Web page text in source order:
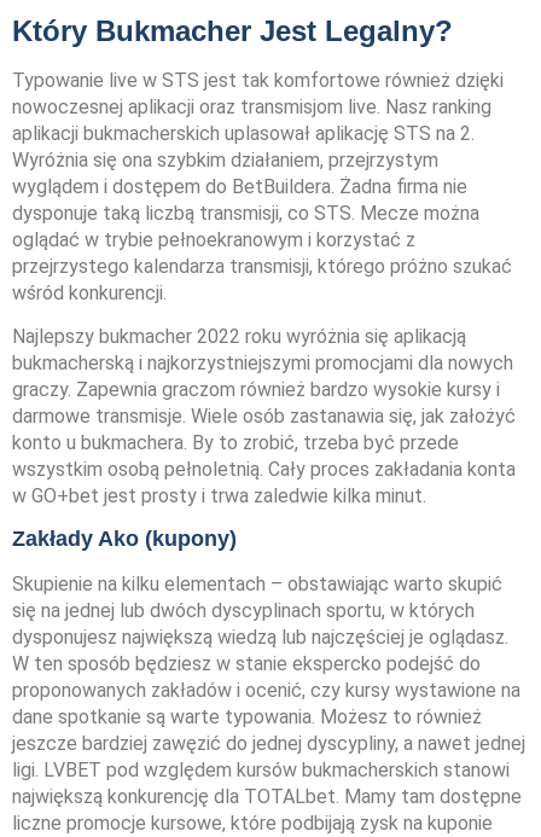
Który Bukmacher Jest Legalny?
Typowanie live w STS jest tak komfortowe również dzięki
nowoczesnej aplikacji oraz transmisjom live. Nasz ranking
aplikacji bukmacherskich uplasował aplikację STS na 2.
Wyróżnia się ona szybkim działaniem, przejrzystym
wyglądem i dostępem do BetBuildera. Żadna firma nie
dysponuje taką liczbą transmisji, co STS. Mecze można
oglądać w trybie pełnoekranowym i korzystać z
przejrzystego kalendarza transmisji, którego próżno szukać
wśród konkurencji.
Najlepszy bukmacher 2022 roku wyróżnia się aplikacją
bukmacherską i najkorzystniejszymi promocjami dla nowych
graczy. Zapewnia graczom również bardzo wysokie kursy i
darmowe transmisje. Wiele osób zastanawia się, jak założyć
konto u bukmachera. By to zrobić, trzeba być przede
wszystkim osobą pełnoletnią. Cały proces zakładania konta
w GO+bet jest prosty i trwa zaledwie kilka minut.
Zakłady Ako (kupony)
Skupienie na kilku elementach – obstawiając warto skupić
się na jednej lub dwóch dyscyplinach sportu, w których
dysponujesz największą wiedzą lub najczęściej je oglądasz.
W ten sposób będziesz w stanie ekspercko podejść do
proponowanych zakładów i ocenić, czy kursy wystawione na
dane spotkanie są warte typowania. Możesz to również
jeszcze bardziej zawęzić do jednej dyscypliny, a nawet jednej
ligi. LVBET pod względem kursów bukmacherskich stanowi
największą konkurencję dla TOTALbet. Mamy tam dostępne
liczne promocje kursowe, które podbijają zysk na kuponie